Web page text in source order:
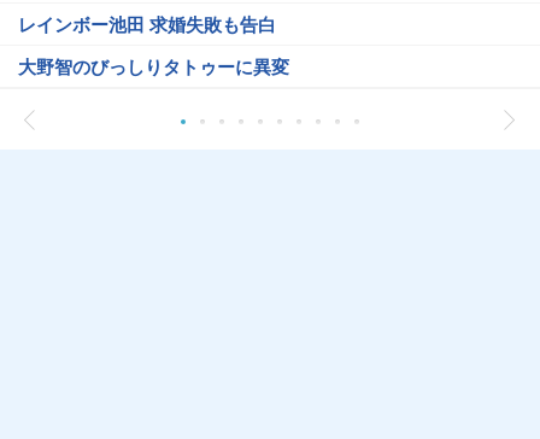
レインボー池田 求婚失敗も告白
大野智のびっしりタトゥーに異変